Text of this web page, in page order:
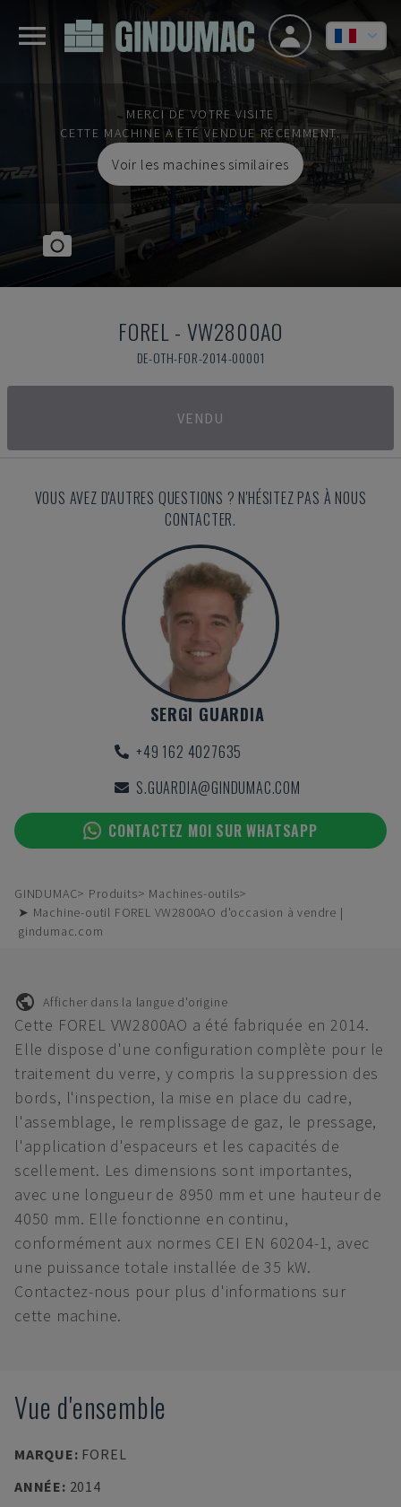
MERCI DE VOTRE VISITE
CETTE MACHINE A ÉTÉ VENDUE RÉCEMMENT.
Voir les machines similaires
FOREL - VW2800AO
DE-OTH-FOR-2014-00001
VENDU
VOUS AVEZ D'AUTRES QUESTIONS ? N'HÉSITEZ PAS À NOUS
CONTACTER.
SERGI GUARDIA
+49 162 4027635
S.GUARDIA@GINDUMAC.COM
CONTACTEZ MOI SUR WHATSAPP
GINDUMAC Produits
Machines-outils
➤ Machine-outil FOREL VW2800AO d'occasion à vendre |
gindumac.com
Afficher dans la langue d'origine
Cette FOREL VW2800AO a été fabriquée en 2014.
Elle dispose d'une configuration complète pour le
traitement du verre, y compris la suppression des
bords, l'inspection, la mise en place du cadre,
l'assemblage, le remplissage de gaz, le pressage,
l'application d'espaceurs et les capacités de
scellement. Les dimensions sont importantes,
avec une longueur de 8950 mm et une hauteur de
4050 mm. Elle fonctionne en continu,
conformément aux normes CEI EN 60204-1, avec
une puissance totale installée de 35 kW.
Contactez-nous pour plus d'informations sur
cette machine.
Vue d'ensemble
MARQUE: FOREL
ANNÉE: 2014